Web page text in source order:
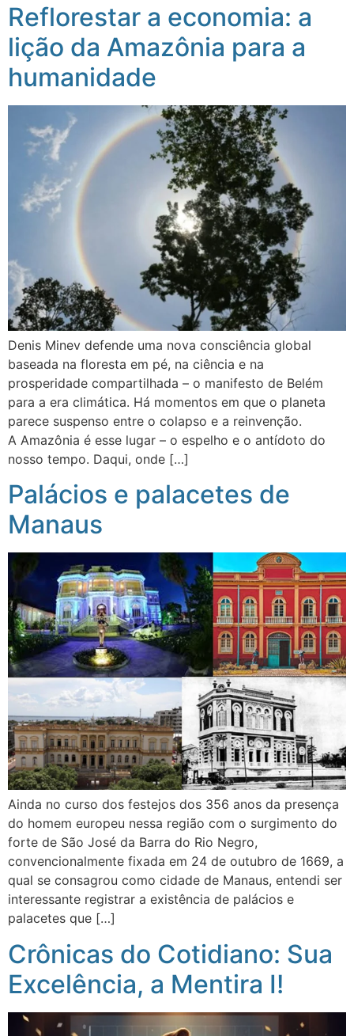
Reflorestar a economia: a
lição da Amazônia para a
humanidade
Denis Minev defende uma nova consciência global
baseada na floresta em pé, na ciência e na
prosperidade compartilhada – o manifesto de Belém
para a era climática. Há momentos em que o planeta
parece suspenso entre o colapso e a reinvenção.
A Amazônia é esse lugar – o espelho e o antídoto do
nosso tempo. Daqui, onde […]
Palácios e palacetes de
Manaus
Ainda no curso dos festejos dos 356 anos da presença
do homem europeu nessa região com o surgimento do
forte de São José da Barra do Rio Negro,
convencionalmente fixada em 24 de outubro de 1669, a
qual se consagrou como cidade de Manaus, entendi ser
interessante registrar a existência de palácios e
palacetes que […]
Crônicas do Cotidiano: Sua
Excelência, a Mentira I!